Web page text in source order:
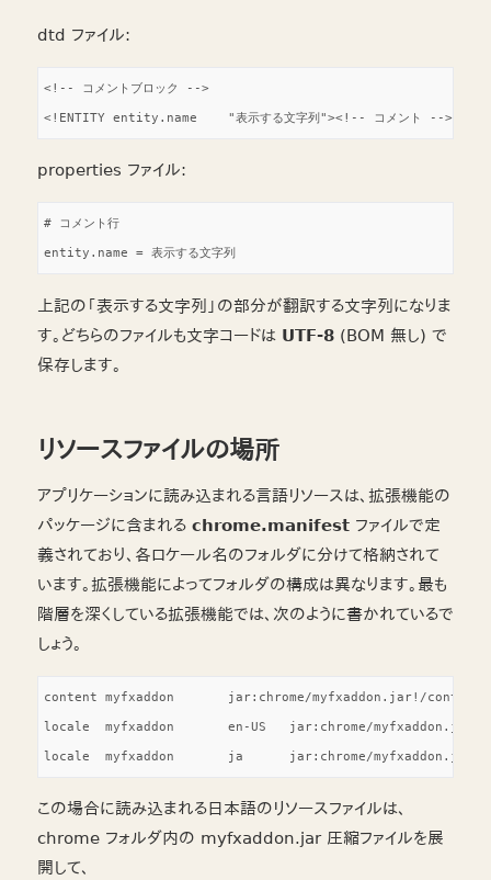
dtd ファイル:
<!-- コメントブロック -->
<!ENTITY entity.name    "表示する文字列"><!-- コメント -->
properties ファイル:
# コメント行
上記の「表示する文字列」の部分が翻訳する文字列になりま
す。どちらのファイルも文字コードは UTF-8(BOM 無し) で
保存します。
リソースファイルの場所
アプリケーションに読み込まれる言語リソースは、拡張機能の
パッケージに含まれる chrome.manifestファイルで定
義されており、各ロケール名のフォルダに分けて格納されて
います。拡張機能によってフォルダの構成は異なります。最も
階層を深くしている拡張機能では、次のように書かれているで
しょう。
content	myfxaddon	jar:chrome/myfxaddon.jar!/content/myfxaddon/
locale	myfxaddon	en-US	jar:chrome/myfxaddon.jar!/locale/en-US/myfxaddon/
この場合に読み込まれる日本語のリソースファイルは、
chrome フォルダ内の myfxaddon.jar 圧縮ファイルを展
開して、